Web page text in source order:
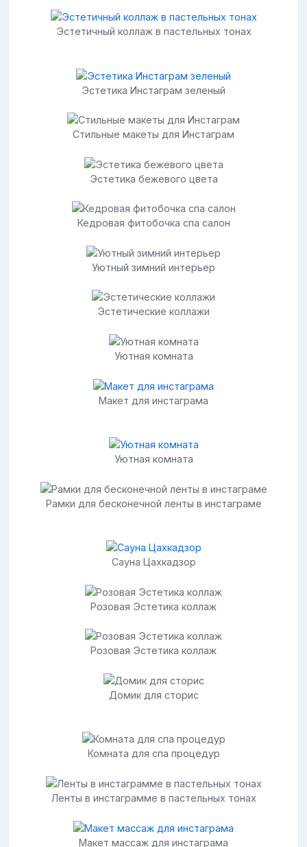
Эстетичный коллаж в пастельных тонах
Эстетика Инстаграм зеленый
Стильные макеты для Инстаграм
Эстетика бежевого цвета
Кедровая фитобочка спа салон
Уютный зимний интерьер
Эстетические коллажи
Уютная комната
Макет для инстаграма
Уютная комната
Рамки для бесконечной ленты в инстаграме
Сауна Цахкадзор
Розовая Эстетика коллаж
Розовая Эстетика коллаж
Домик для сторис
Комната для спа процедур
Ленты в инстаграмме в пастельных тонах
Макет массаж для инстаграма